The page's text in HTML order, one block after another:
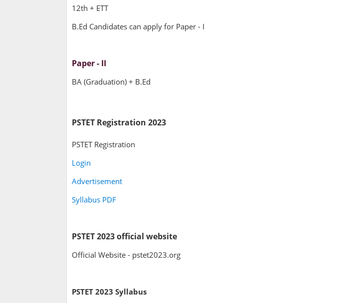
12th + ETT
B.Ed Candidates can apply for Paper - I
Paper - II
BA (Graduation) + B.Ed
PSTET Registration 2023
PSTET Registration
Login
Advertisement
Syllabus PDF
PSTET 2023 official website
Official Website - pstet2023.org
PSTET 2023 Syllabus